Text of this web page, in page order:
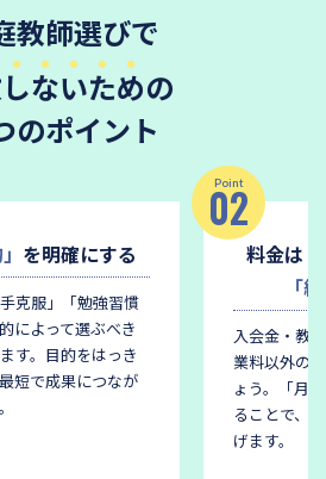
教師選びで
ないための
のポイント
を明確にする
克服」「勉強習慣
によって選ぶべき
す。 目的をはっき
短で成果につなが
Point
02
料金は
「
入会金・教
業料以外の
ょう。
「月
ることで、
げます。